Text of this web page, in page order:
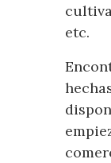
etc.